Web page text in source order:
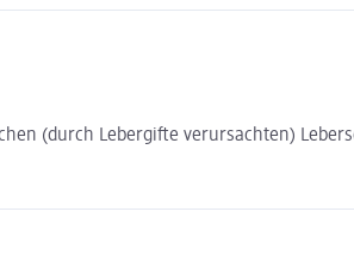
(durch Lebergifte verursachten)